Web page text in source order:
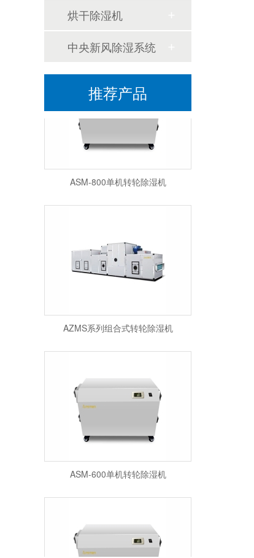
烘干除湿机
中央新风除湿系统
推荐产品
BZLMS-2400转轮除湿机
ASM-800单机转轮除湿机
AZMS系列组合式转轮除湿机
ASM-600单机转轮除湿机